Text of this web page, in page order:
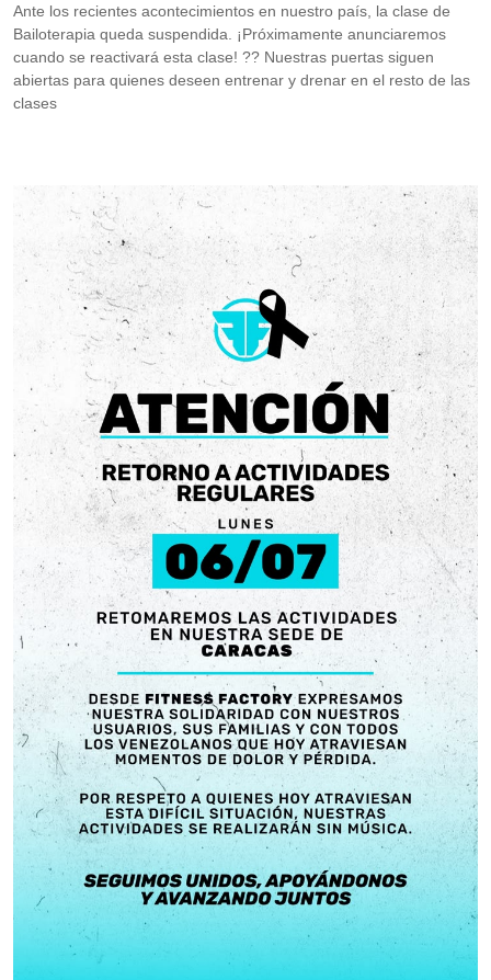
Ante los recientes acontecimientos en nuestro país, la clase de
Bailoterapia queda suspendida. ¡Próximamente anunciaremos
cuando se reactivará esta clase! ?? Nuestras puertas siguen
abiertas para quienes deseen entrenar y drenar en el resto de las
clases